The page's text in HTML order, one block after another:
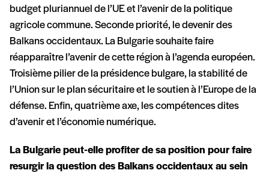
budget pluriannuel de l’UE et l’avenir de la politique
agricole commune. Seconde priorité, le devenir des
Balkans occidentaux. La Bulgarie souhaite faire
réapparaître l’avenir de cette région à l’agenda européen.
Troisième pilier de la présidence bulgare, la stabilité de
l’Union sur le plan sécuritaire et le soutien à l’Europe de la
défense. Enfin, quatrième axe, les compétences dites
d’avenir et l’économie numérique.
La Bulgarie peut-elle profiter de sa position pour faire
resurgir la question des Balkans occidentaux au sein